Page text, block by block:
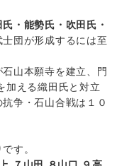
氏・能勢氏・吹田氏・
団が形成するには至
石山本願寺を建立、門
加える織田氏と対立
争・石山合戦は１０
す。